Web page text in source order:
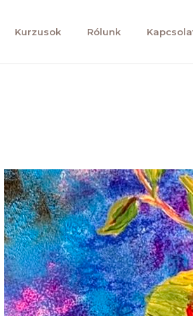
Kurzusok Rólunk